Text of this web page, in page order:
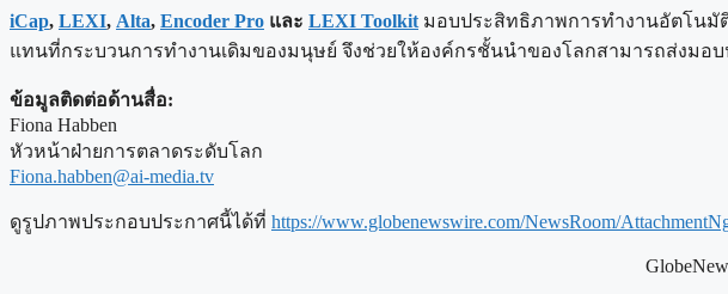
iCap, LEXI, Alta, Encoder Pro และ LEXI Toolkit มอบประสิทธิภาพการทำงานอัตโนมั
แทนที่กระบวนการทำงานเดิมของมนุษย์ จึงช่วยให้องค์กรชั้นนำของโลกสามารถส่งมอ
ข้อมูลติดต่อด้านสื่อ:
Fiona Habben
หัวหน้าฝ่ายการตลาดระดับโลก
Fiona.habben@ai-media.tv
ดูรูปภาพประกอบประกาศนี้ได้ที่ https://www.globenewswire.com/NewsRoom/